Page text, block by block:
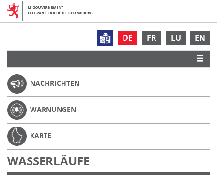
DE FR LU EN
NACHRICHTEN
WARNUNGEN
KARTE
WASSERLÄUFE